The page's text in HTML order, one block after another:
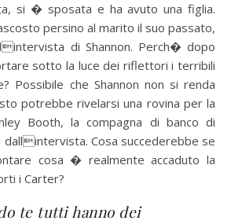
si � sposata e ha avuto una figlia.
persino al marito il suo passato,
di Shannon. Perch� dopo
sotto la luce dei riflettori i terribili
Possibile che Shannon non si renda
potrebbe rivelarsi una rovina per la
Booth, la compagna di banco di
Cosa succederebbe se
cosa � realmente accaduto la
i Carter?
te tutti hanno dei